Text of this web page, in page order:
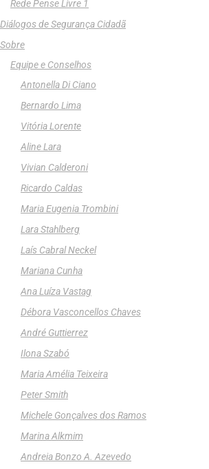
Rede Pense Livre 1
Diálogos de Segurança Cidadã
Sobre
Equipe e Conselhos
Antonella Di Ciano
Bernardo Lima
Vitória Lorente
Aline Lara
Vivian Calderoni
Ricardo Caldas
Maria Eugenia Trombini
Lara Stahlberg
Laís Cabral Neckel
Mariana Cunha
Ana Luíza Vastag
Débora Vasconcellos Chaves
André Guttierrez
Ilona Szabó
Maria Amélia Teixeira
Peter Smith
Michele Gonçalves dos Ramos
Marina Alkmim
Andreia Bonzo A. Azevedo